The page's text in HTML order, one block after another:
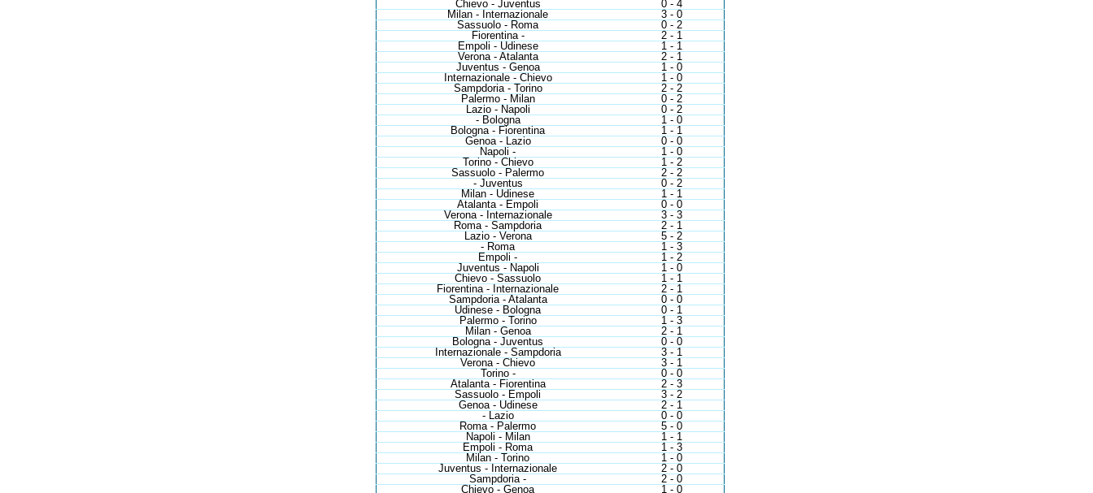
Chievo - Juventus
0 - 4
Milan - Internazionale
3 - 0
Sassuolo - Roma
0 - 2
Fiorentina -
2 - 1
Empoli - Udinese
1 - 1
Verona - Atalanta
2 - 1
Juventus - Genoa
1 - 0
Internazionale - Chievo
1 - 0
Sampdoria - Torino
2 - 2
Palermo - Milan
0 - 2
Lazio - Napoli
0 - 2
- Bologna
1 - 0
Bologna - Fiorentina
1 - 1
Genoa - Lazio
0 - 0
Napoli -
1 - 0
Torino - Chievo
1 - 2
Sassuolo - Palermo
2 - 2
- Juventus
0 - 2
Milan - Udinese
1 - 1
Atalanta - Empoli
0 - 0
Verona - Internazionale
3 - 3
Roma - Sampdoria
2 - 1
Lazio - Verona
5 - 2
- Roma
1 - 3
Empoli -
1 - 2
Juventus - Napoli
1 - 0
Chievo - Sassuolo
1 - 1
Fiorentina - Internazionale
2 - 1
Sampdoria - Atalanta
0 - 0
Udinese - Bologna
0 - 1
Palermo - Torino
1 - 3
Milan - Genoa
2 - 1
Bologna - Juventus
0 - 0
Internazionale - Sampdoria
3 - 1
Verona - Chievo
3 - 1
Torino -
0 - 0
Atalanta - Fiorentina
2 - 3
Sassuolo - Empoli
3 - 2
Genoa - Udinese
2 - 1
- Lazio
0 - 0
Roma - Palermo
5 - 0
Napoli - Milan
1 - 1
Empoli - Roma
1 - 3
Milan - Torino
1 - 0
Juventus - Internazionale
2 - 0
Sampdoria -
2 - 0
Chievo - Genoa
1 - 0